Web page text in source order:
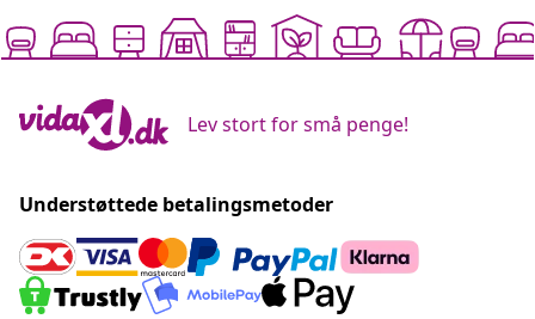
Lev stort for små penge!
Understøttede betalingsmetoder